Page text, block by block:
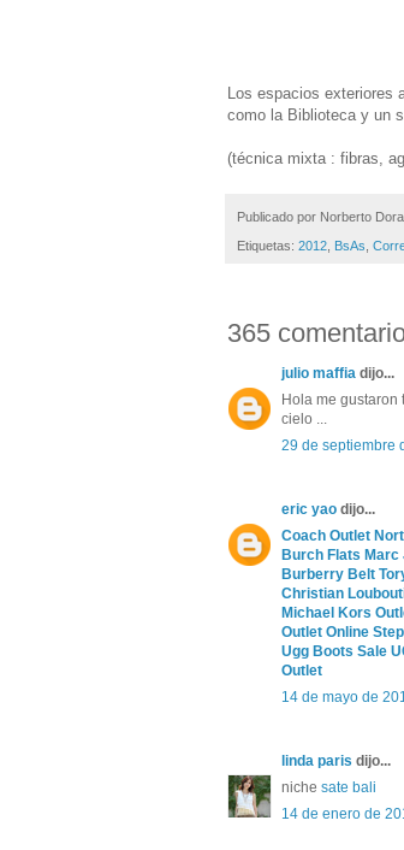
Los espacios exteriores
como la Biblioteca y un
(técnica mixta : fibras,
Publicado por Norberto
Etiquetas: 2012, BsAs,
365
julio maffia dijo...
Hola me gustaron
cielo ...
29 de septiembre
eric yao dijo...
Coach Outlet
Burch Flats Marc
Burberry Belt
Christian
Michael Kors
Outlet Online
Ugg Boots Sale
Outlet
14 de mayo de
linda paris dijo...
niche sate bali
14 de enero de